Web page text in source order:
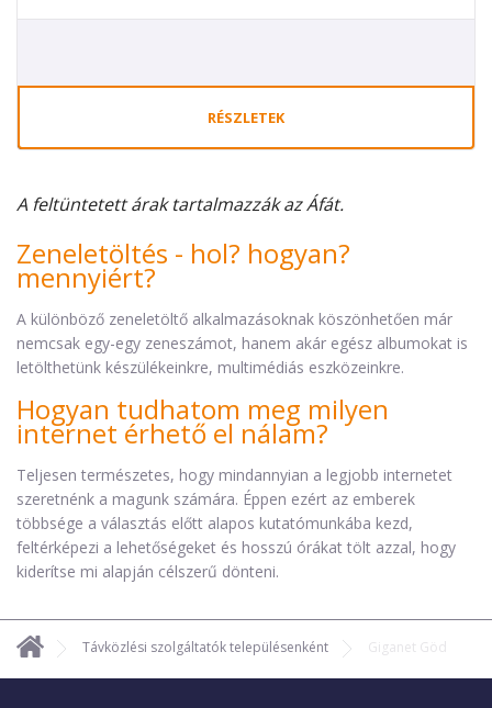
RÉSZLETEK
A feltüntetett árak tartalmazzák az Áfát.
Zeneletöltés - hol? hogyan?
mennyiért?
A különböző zeneletöltő alkalmazásoknak köszönhetően már
nemcsak egy-egy zeneszámot, hanem akár egész albumokat is
letölthetünk készülékeinkre, multimédiás eszközeinkre.
Hogyan tudhatom meg milyen
internet érhető el nálam?
Teljesen természetes, hogy mindannyian a legjobb internetet
szeretnénk a magunk számára. Éppen ezért az emberek
többsége a választás előtt alapos kutatómunkába kezd,
feltérképezi a lehetőségeket és hosszú órákat tölt azzal, hogy
kiderítse mi alapján célszerű dönteni.
Távközlési szolgáltatók településenként Giganet Göd